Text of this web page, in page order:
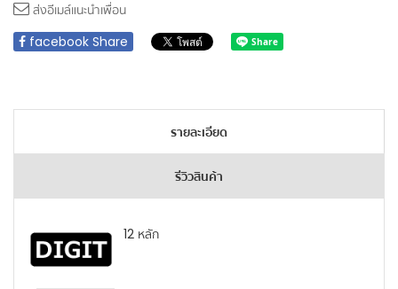
ส่งอีเมล์แนะนำเพื่อน
facebook Share
รายละเอียด
รีวิวสินค้า
12 หลัก